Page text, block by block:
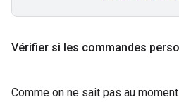
Vérifier si les commandes
Comme on ne sait pas au